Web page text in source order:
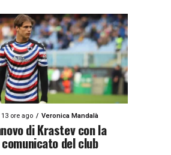
13 ore ago Veronica Mandalà
di Krastev con la
del club